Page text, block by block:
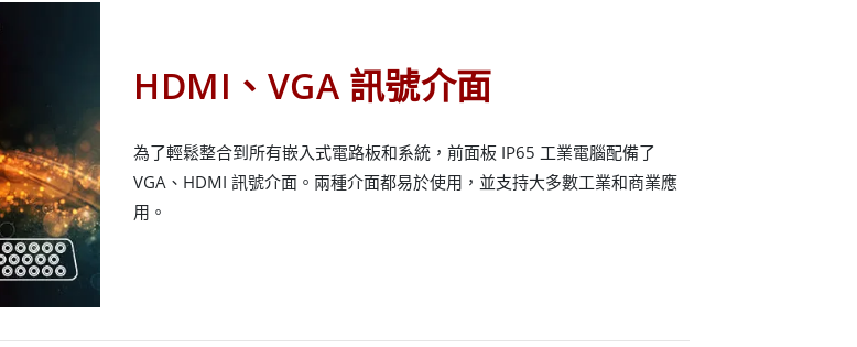
HDMI、VGA 訊號介面
為了輕鬆整合到所有嵌入式電路板和系統，前面板 IP65 工業電腦配備了
VGA、HDMI 訊號介面。兩種介面都易於使用，並支持大多數工業和商業應
用。